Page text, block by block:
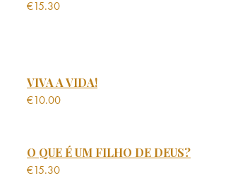
€15.30
VIVA A VIDA!
€10.00
O QUE É UM FILHO DE DEUS?
€15.30